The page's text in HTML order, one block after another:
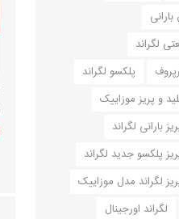
لگراند
پلکسو لگراند
و پریز موزاییک
بارانی لگراند
پلکسو جدید لگراند
لگراند مدل موزاییک
لگراند اورجینال